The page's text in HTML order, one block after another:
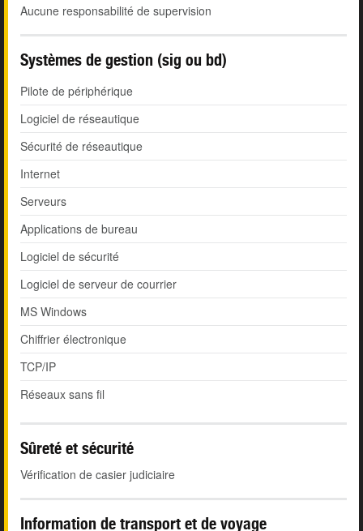
Aucune responsabilité de supervision
Systèmes de gestion (sig ou bd)
Pilote de périphérique
Logiciel de réseautique
Sécurité de réseautique
Internet
Serveurs
Applications de bureau
Logiciel de sécurité
Logiciel de serveur de courrier
MS Windows
Chiffrier électronique
TCP/IP
Réseaux sans fil
Sûreté et sécurité
Vérification de casier judiciaire
Information de transport et de voyage